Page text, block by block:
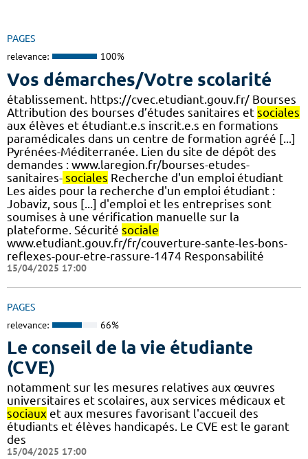
PAGES
relevance: 100%
Vos démarches/Votre scolarité
établissement. https://cvec.etudiant.gouv.fr/ Bourses
Attribution des bourses d’études sanitaires et sociales
aux élèves et étudiant.e.s inscrit.e.s en formations
paramédicales dans un centre de formation agréé [...]
Pyrénées-Méditerranée. Lien du site de dépôt des
demandes : www.laregion.fr/bourses-etudes-
sanitaires- sociales Recherche d'un emploi étudiant
Les aides pour la recherche d'un emploi étudiant :
Jobaviz, sous [...] d'emploi et les entreprises sont
soumises à une vérification manuelle sur la
plateforme. Sécurité sociale
www.etudiant.gouv.fr/fr/couverture-sante-les-bons-
reflexes-pour-etre-rassure-1474 Responsabilité
15/04/2025 17:00
PAGES
relevance: 66%
Le conseil de la vie étudiante
(CVE)
notamment sur les mesures relatives aux œuvres
universitaires et scolaires, aux services médicaux et
sociaux et aux mesures favorisant l'accueil des
étudiants et élèves handicapés. Le CVE est le garant
des
15/04/2025 17:00